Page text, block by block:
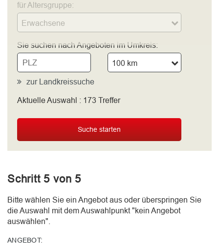
für Altersgruppe:
Erwachsene
Sie suchen nach Angeboten im Umkreis:
100 km
zur Landkreissuche
bitte wählen
Aktuelle Auswahl : 173 Treffer
Suche starten
Schritt 5 von 5
Bitte wählen Sie ein Angebot aus oder überspringen Sie
die Auswahl mit dem Auswahlpunkt "kein Angebot
auswählen".
ANGEBOT: